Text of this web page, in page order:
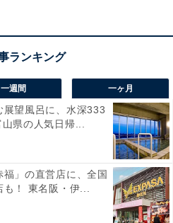
に開業する「
横浜）」です。
表は、BASEGATE横浜関内記
だくためのサービス”を考え
」と意気込みを語っていま
一週間 一ヶ月
展望風呂に、水深333
県の人気日帰...
福」の直営店に、全国
！ 東名阪・伊...